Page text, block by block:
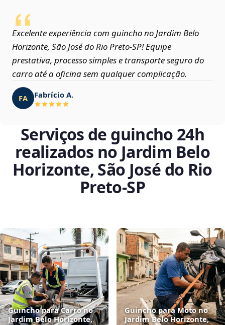
Excelente experiência com guincho no Jardim Belo
Horizonte, São José do Rio Preto‑SP! Equipe
prestativa, processo simples e transporte seguro do
carro até a oficina sem qualquer complicação.
FA Fabrício A.
Serviços de guincho 24h
realizados no Jardim Belo
Horizonte, São José do Rio
Preto‑SP
Guincho para Carro no
Jardim Belo Horizonte,
Guincho para Moto no
Jardim Belo Horizonte,